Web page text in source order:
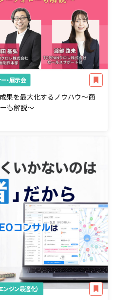
・展示会
果を最大化するノウハウ～商
も解説～
ンジン最適化）